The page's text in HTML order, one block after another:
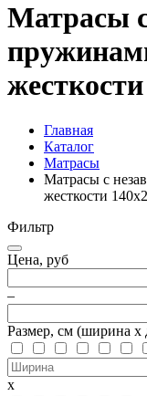
Матрасы
Главная
Каталог
Матрасы
Матрасы с
жесткости
Фильтр
Цена, руб
–
Размер, см (ширина х
х